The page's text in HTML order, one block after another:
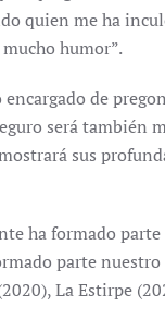
quien me ha
humor”.
de
será también
sus
ha formado parte
parte
La Estirpe